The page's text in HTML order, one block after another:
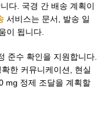
다. 국경 간 배송 계획이
서비스는 문서, 발송 일
이 됩니다.
준수 확인을 지원합니다.
한 커뮤니케이션, 현실
mg 정제 조달을 계획할